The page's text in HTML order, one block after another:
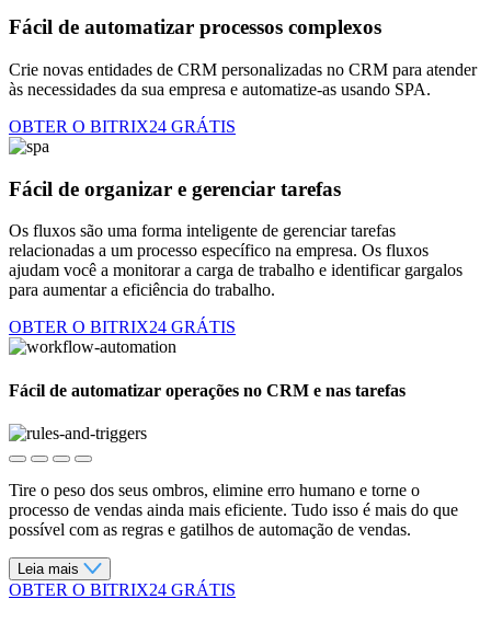
Fácil de automatizar processos complexos
Crie novas entidades de CRM personalizadas no CRM para atender
às necessidades da sua empresa e automatize-as usando SPA.
OBTER O BITRIX24 GRÁTIS
Fácil de organizar e gerenciar tarefas
Os fluxos são uma forma inteligente de gerenciar tarefas
relacionadas a um processo específico na empresa. Os fluxos
ajudam você a monitorar a carga de trabalho e identificar gargalos
para aumentar a eficiência do trabalho.
OBTER O BITRIX24 GRÁTIS
Fácil de automatizar operações no CRM e nas tarefas
Tire o peso dos seus ombros, elimine erro humano e torne o
processo de vendas ainda mais eficiente. Tudo isso é mais do que
possível com as regras e gatilhos de automação de vendas.
Leia mais
OBTER O BITRIX24 GRÁTIS